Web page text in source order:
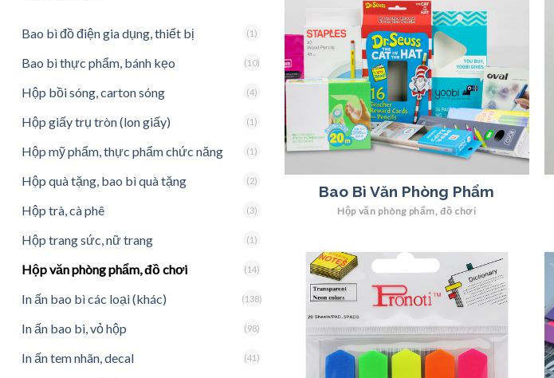
Bao bì đồ điện gia dụng, thiết bị (1)
Bao bì thực phẩm, bánh kẹo (10)
Hộp bồi sóng, carton sóng (4)
Hộp giấy trụ tròn (lon giấy) (1)
Hộp mỹ phẩm, thực phẩm chức năng (1)
Hộp quà tặng, bao bì quà tặng (2)
Hộp trà, cà phê (3)
Hộp trang sức, nữ trang (1)
Hộp văn phòng phẩm, đồ chơi (14)
In ấn bao bì các loại (khác) (138)
In ấn bao bì, vỏ hộp (98)
In ấn tem nhãn, decal (41)
Hộp văn phòng phẩm, đồ chơi
Bao Bì Văn Phòng Phẩm